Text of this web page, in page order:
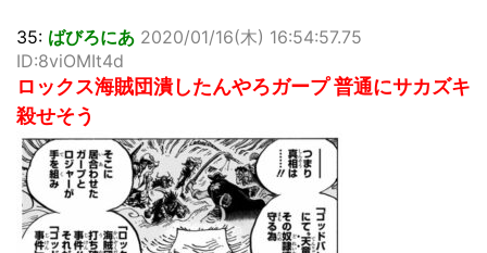
35: ばびろにあ 2020/01/16(木) 16:54:57.75
ID:8viOMIt4d
ロックス海賊団潰したんやろガープ 普通にサカズキ
殺せそう